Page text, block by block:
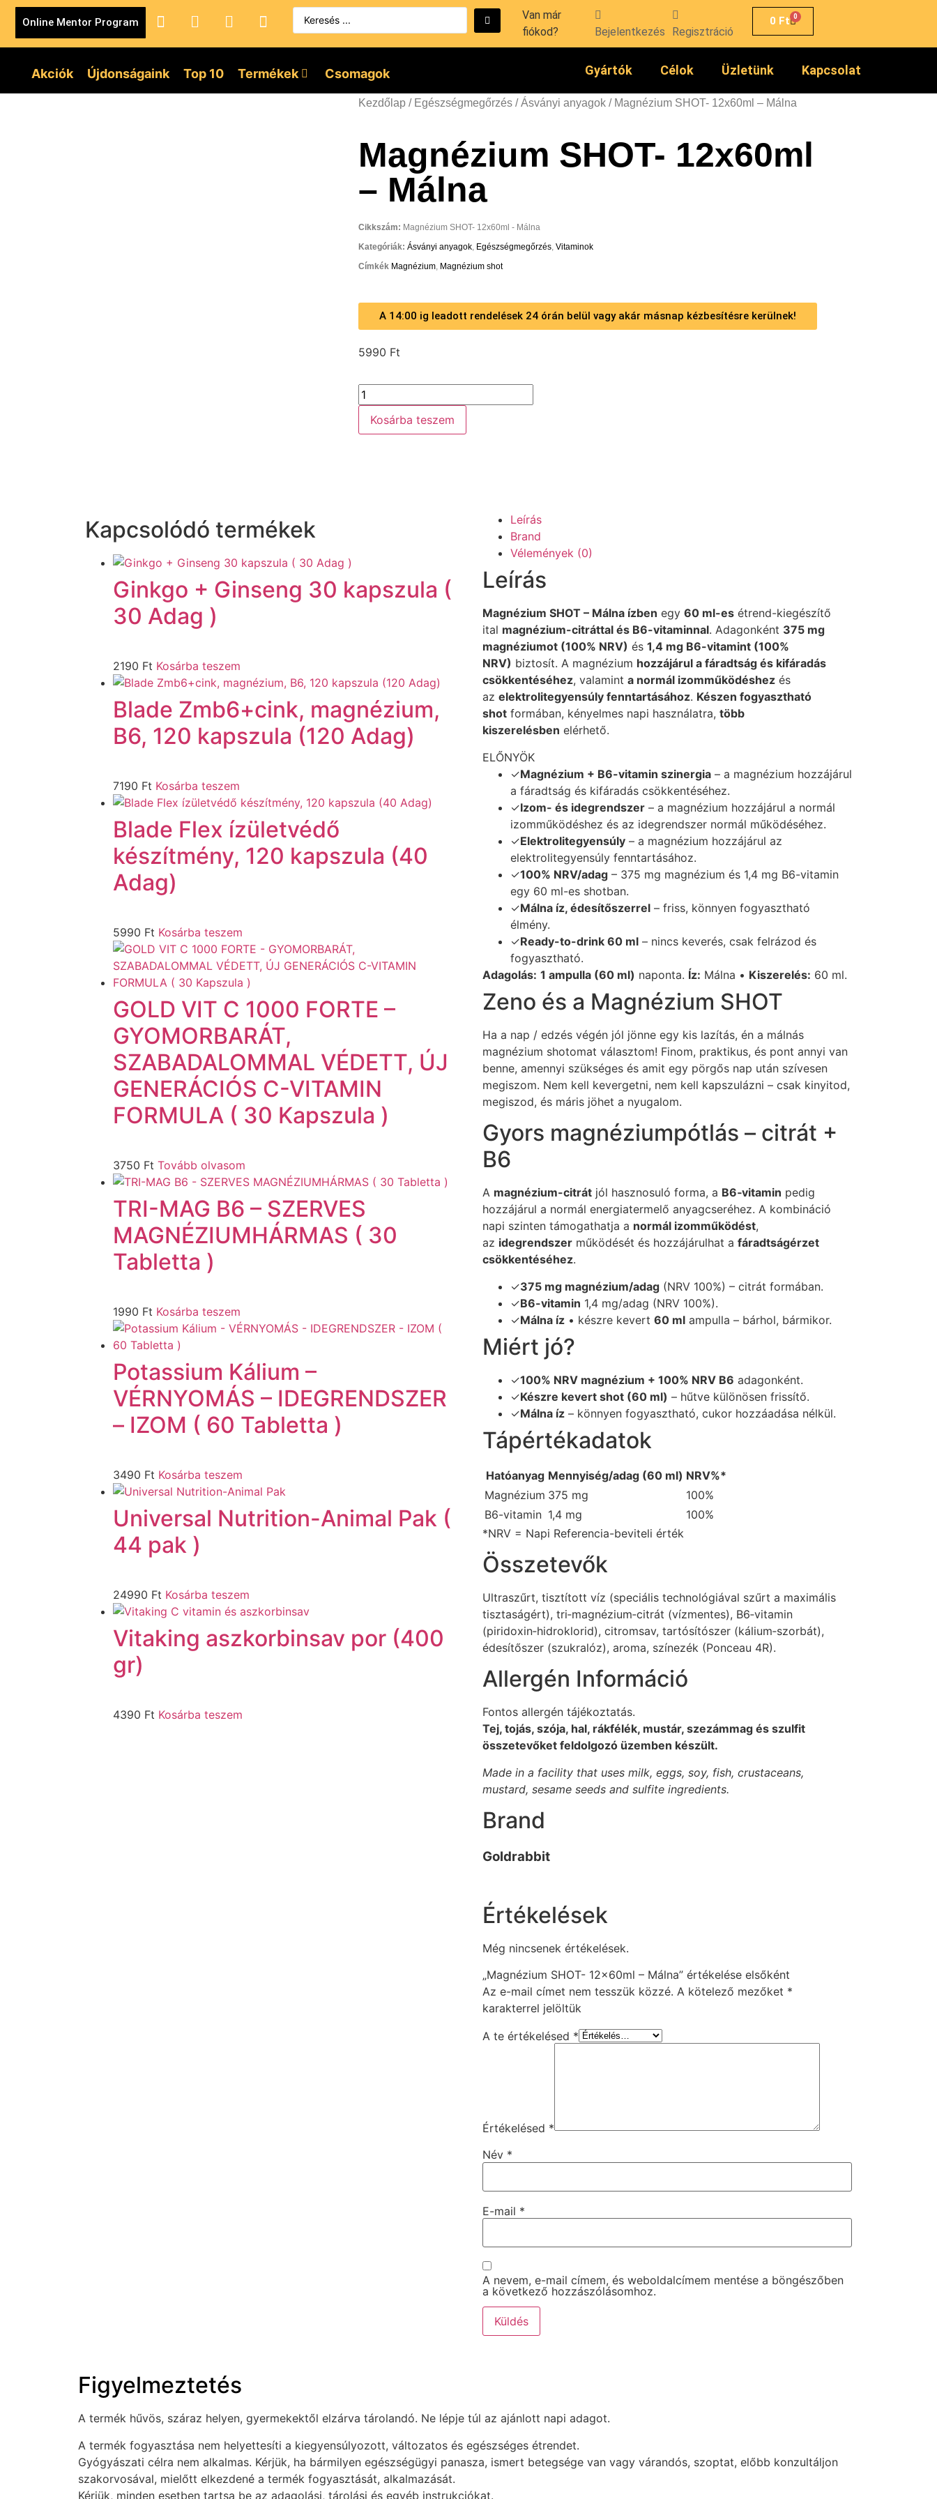
Online Mentor Program
Van már
fiókod?
Bejelentkezés Regisztráció
0 Ft 0
Akciók Újdonságaink Top 10 Termékek Csomagok Gyártók Célok Üzletünk Kapcsolat
Kezdőlap / Egészségmegőrzés /Ásványi anyagok / Magnézium SHOT- 12x60ml – Málna
Magnézium SHOT- 12x60ml
– Málna
Cikkszám: Magnézium SHOT- 12x60ml - Málna
Kategóriák: Ásványi anyagok, Egészségmegőrzés, Vitaminok
Címkék Magnézium, Magnézium shot
A 14:00 ig leadott rendelések 24 órán belül vagy akár másnap kézbesítésre kerülnek!
5990 Ft
Kosárba teszem
Kapcsolódó termékek
Ginkgo + Ginseng 30 kapszula (
30 Adag )
2190 Ft Kosárba teszem
Blade Zmb6+cink, magnézium,
B6, 120 kapszula (120 Adag)
7190 Ft Kosárba teszem
Blade Flex ízületvédő
készítmény, 120 kapszula (40
Adag)
5990 Ft Kosárba teszem
GOLD VIT C 1000 FORTE –
GYOMORBARÁT,
SZABADALOMMAL VÉDETT, ÚJ
GENERÁCIÓS C-VITAMIN
FORMULA ( 30 Kapszula )
3750 Ft Tovább olvasom
TRI-MAG B6 – SZERVES
MAGNÉZIUMHÁRMAS ( 30
Tabletta )
1990 Ft Kosárba teszem
Potassium Kálium –
VÉRNYOMÁS – IDEGRENDSZER
– IZOM ( 60 Tabletta )
3490 Ft Kosárba teszem
Universal Nutrition-Animal Pak (
44 pak )
24990 Ft Kosárba teszem
Vitaking aszkorbinsav por (400
gr)
4390 Ft Kosárba teszem
Leírás
Brand
Vélemények (0)
Leírás
Magnézium SHOT – Málna ízben egy 60 ml-es étrend-kiegészítő
ital magnézium-citráttal és B6-vitaminnal. Adagonként 375 mg
magnéziumot (100% NRV) és 1,4 mg B6-vitamint (100%
NRV) biztosít. A magnézium hozzájárul a fáradtság és kifáradás
csökkentéséhez, valamint a normál izomműködéshez és
az elektrolitegyensúly fenntartásához. Készen fogyasztható
shot formában, kényelmes napi használatra, több
kiszerelésben elérhető.
ELŐNYÖK
✓Magnézium + B6-vitamin szinergia – a magnézium hozzájárul
a fáradtság és kifáradás csökkentéséhez.
✓Izom- és idegrendszer – a magnézium hozzájárul a normál
izomműködéshez és az idegrendszer normál működéséhez.
✓Elektrolitegyensúly – a magnézium hozzájárul az
elektrolitegyensúly fenntartásához.
✓100% NRV/adag – 375 mg magnézium és 1,4 mg B6-vitamin
egy 60 ml-es shotban.
✓Málna íz, édesítőszerrel – friss, könnyen fogyasztható
élmény.
✓Ready-to-drink 60 ml – nincs keverés, csak felrázod és
fogyasztható.
Adagolás: 1 ampulla (60 ml) naponta. Íz: Málna • Kiszerelés: 60 ml.
Zeno és a Magnézium SHOT
Ha a nap / edzés végén jól jönne egy kis lazítás, én a málnás
magnézium shotomat választom! Finom, praktikus, és pont annyi van
benne, amennyi szükséges és amit egy pörgős nap után szívesen
megiszom. Nem kell kevergetni, nem kell kapszulázni – csak kinyitod,
megiszod, és máris jöhet a nyugalom.
Gyors magnéziumpótlás – citrát +
B6
A magnézium-citrát jól hasznosuló forma, a B6‑vitamin pedig
hozzájárul a normál energiatermelő anyagcseréhez. A kombináció
napi szinten támogathatja a normál izomműködést,
az idegrendszer működését és hozzájárulhat a fáradtságérzet
csökkentéséhez.
✓375 mg magnézium/adag (NRV 100%) – citrát formában.
✓B6-vitamin 1,4 mg/adag (NRV 100%).
✓Málna íz • készre kevert 60 ml ampulla – bárhol, bármikor.
Miért jó?
✓100% NRV magnézium + 100% NRV B6 adagonként.
✓Készre kevert shot (60 ml) – hűtve különösen frissítő.
✓Málna íz – könnyen fogyasztható, cukor hozzáadása nélkül.
Tápértékadatok
Hatóanyag Mennyiség/adag (60 ml) NRV%*
Magnézium 375 mg
100%
B6-vitamin 1,4 mg
100%
*NRV = Napi Referencia-beviteli érték
Összetevők
Ultraszűrt, tisztított víz (speciális technológiával szűrt a maximális
tisztaságért), tri‑magnézium‑citrát (vízmentes), B6‑vitamin
(piridoxin‑hidroklorid), citromsav, tartósítószer (kálium‑szorbát),
édesítőszer (szukralóz), aroma, színezék (Ponceau 4R).
Allergén Információ
Fontos allergén tájékoztatás.
Tej, tojás, szója, hal, rákfélék, mustár, szezámmag és szulfit
összetevőket feldolgozó üzemben készült.
Made in a facility that uses milk, eggs, soy, fish, crustaceans,
mustard, sesame seeds and sulfite ingredients.
Brand
Goldrabbit
Értékelések
Még nincsenek értékelések.
„Magnézium SHOT- 12x60ml – Málna” értékelése elsőként
Az e-mail címet nem tesszük közzé. A kötelező mezőket *
karakterrel jelöltük
A te értékelésed *
Értékelésed *
Név *
E-mail *
A nevem, e-mail címem, és weboldalcímem mentése a böngészőben
a következő hozzászólásomhoz.
Figyelmeztetés
A termék hűvös, száraz helyen, gyermekektől elzárva tárolandó. Ne lépje túl az ajánlott napi adagot.
A termék fogyasztása nem helyettesíti a kiegyensúlyozott, változatos és egészséges étrendet.
Gyógyászati célra nem alkalmas. Kérjük, ha bármilyen egészségügyi panasza, ismert betegsége van vagy várandós, szoptat, előbb konzultáljon
szakorvosával, mielőtt elkezdené a termék fogyasztását, alkalmazását.
Kérjük, minden esetben tartsa be az adagolási, tárolási és egyéb instrukciókat.